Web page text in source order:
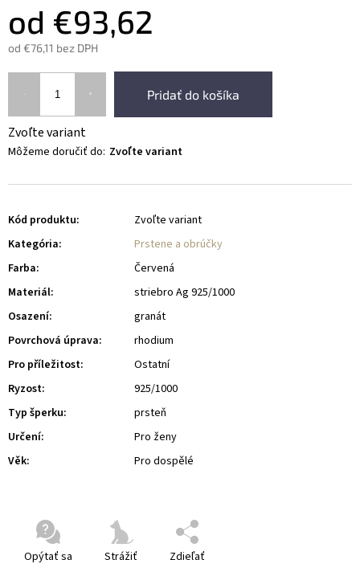
od €93,62
od €76,11 bez DPH
Pridať do košíka
Zvoľte variant
Môžeme doručiť do: Zvoľte variant
Opýtať sa Strážiť Zdieľať
Kód produktu:
Zvoľte variant
Kategória:
Prstene a obrúčky
Farba:
Červená
Materiál:
striebro Ag 925/1000
Osazení:
granát
Povrchová úprava:
rhodium
Pro příležitost:
Ostatní
Ryzost:
925/1000
Typ šperku:
prsteň
Určení:
Pro ženy
Věk: Pro dospělé